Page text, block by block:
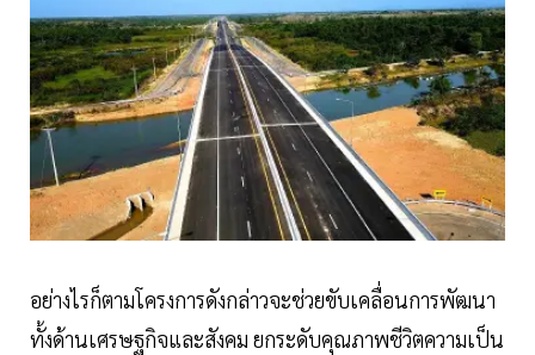
อย่างไรก็ตามโครงการดังกล่าวจะช่วยขับเคลื่อนการพัฒนา
ทั้งด้านเศรษฐกิจและสังคม ยกระดับคุณภาพชีวิตความเป็น